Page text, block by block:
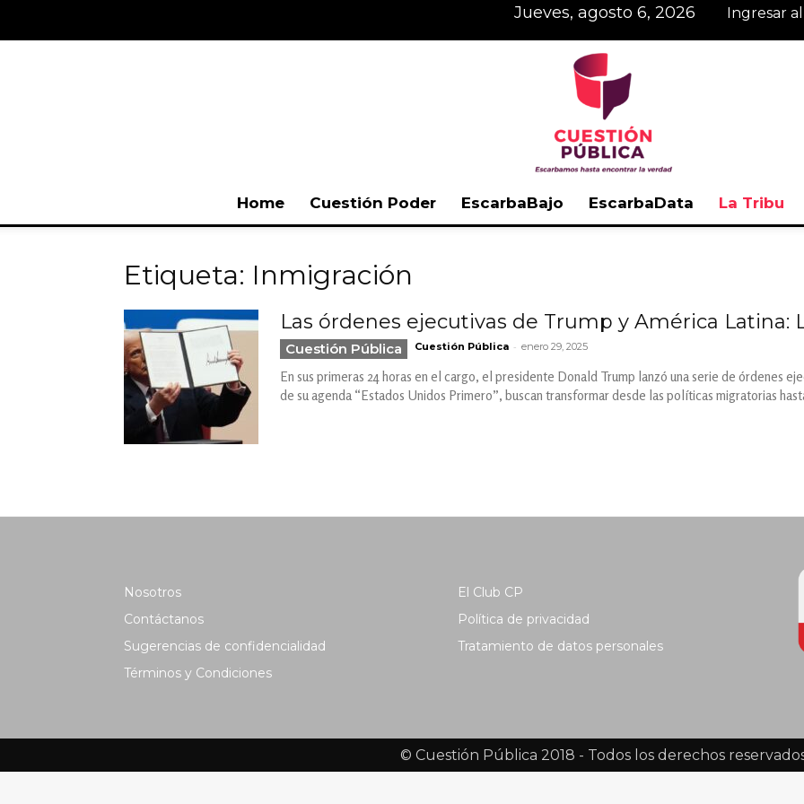
jueves, agosto 6, 2026 Ingresar
Home Cuestión Poder EscarbaBajo EscarbaData La Tribu
Etiqueta: Inmigración
Las órdenes ejecutivas de Trump y América Latina:
Cuestión Pública Cuestión Pública - enero 29, 2025
En sus primeras 24 horas en el cargo, el presidente Donald Trump lanzó una serie de órdenes
de su agenda “Estados Unidos Primero”, buscan transformar desde las políticas migratorias
Nosotros
Contáctanos
Sugerencias de confidencialidad
Términos y Condiciones
El Club CP
Política de privacidad
Tratamiento de datos personales
© Cuestión Pública 2018 - Todos los derechos